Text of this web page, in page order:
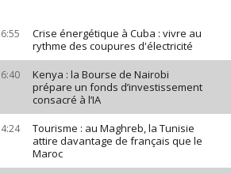
Crise énergétique à Cuba : vivre au
rythme des coupures d'électricité
Kenya : la Bourse de Nairobi
prépare un fonds d’investissement
consacré à l’IA
Tourisme : au Maghreb, la Tunisie
attire davantage de français que le
Maroc